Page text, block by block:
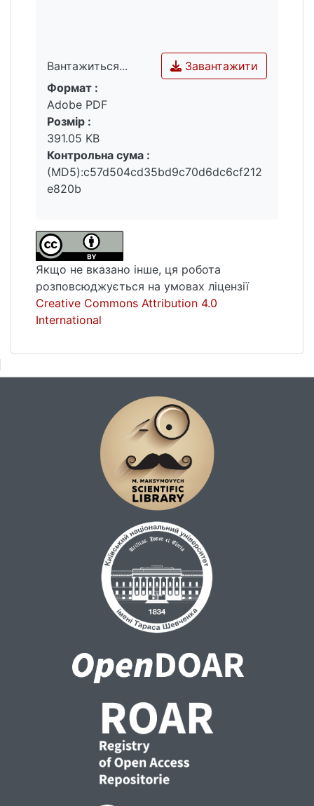
Вантажиться...
Вантажиться...
Завантажити
Формат :
Adobe PDF
Розмір :
391.05 KB
Контрольна сума :
(MD5):c57d504cd35bd9c70d6dc6cf212
e820b
Якщо не вказано інше, ця робота
розповсюджується на умовах ліцензії
Creative Commons Attribution 4.0
International